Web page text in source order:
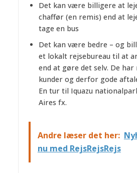
Det kan være billigere at
chaffør (en remis) end at
tage en bus
Det kan være bedre – og
et lokalt rejsebureau til at
end at gøre det selv. De har
kunder og derfor gode
En tur til Iquazu
Aires fx.
Andre læser det her:
nu med RejsRejsRejs